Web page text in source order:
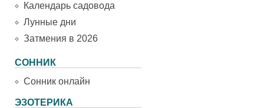
Календарь садовода
Лунные дни
Затмения в 2026
СОННИК
Сонник онлайн
ЭЗОТЕРИКА